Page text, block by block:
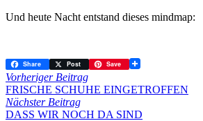
Und heute Nacht entstand dieses mindmap:
Share Post Save
Vorheriger Beitrag
FRISCHE SCHUHE EINGETROFFEN
Nächster Beitrag
DASS WIR NOCH DA SIND